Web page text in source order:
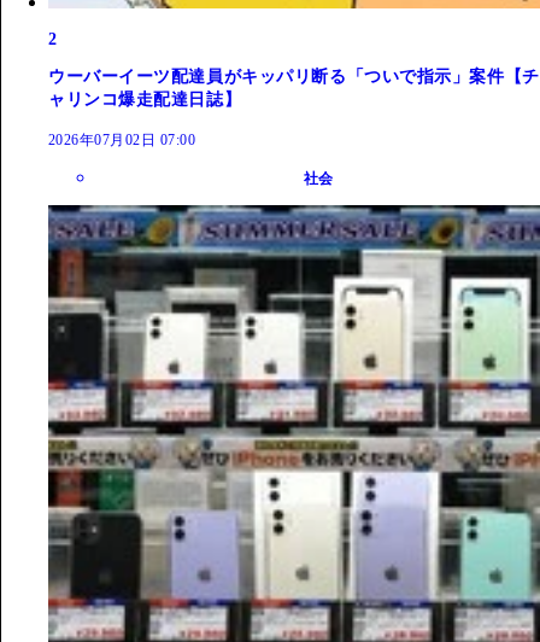
2
ウーバーイーツ配達員がキッパリ断る「ついで指示」案件【チ
ャリンコ爆走配達日誌】
2026年07月02日 07:00
社会